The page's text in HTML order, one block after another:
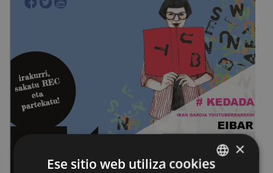
×
Ese sitio web utiliza cookies